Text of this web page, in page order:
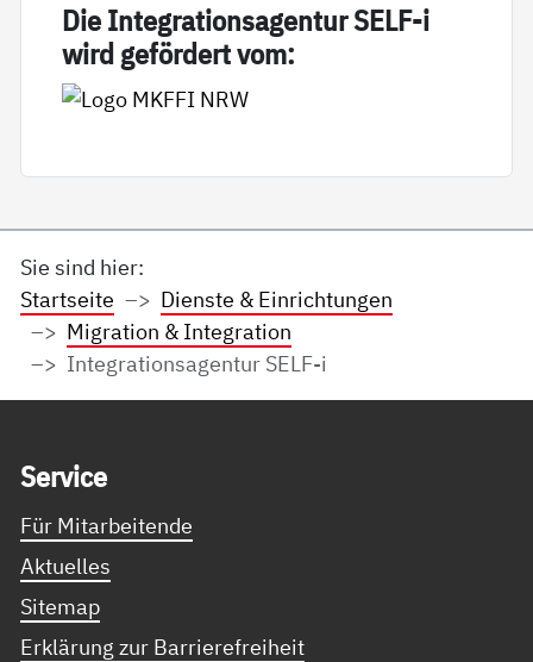
Die In­te­g­ra­ti­on­sa­gen­tur SELF-i
wird ge­för­dert vom:
Sie sind hier:
Startseite
Dienste & Einrichtungen
Migration & Integration
Integrationsagentur SELF-i
Ser­vice
Für Mitarbeitende
Aktuelles
Sitemap
Erklärung zur Barrierefreiheit